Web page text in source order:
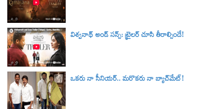
విశ్వనాథ్ అండ్ సన్స్: ట్రైలర్‌ చూసి తీరాల్సిందే!
ఒకరు నా సీనియర్.. మరొకరు నా బ్యాచ్‌మేట్!